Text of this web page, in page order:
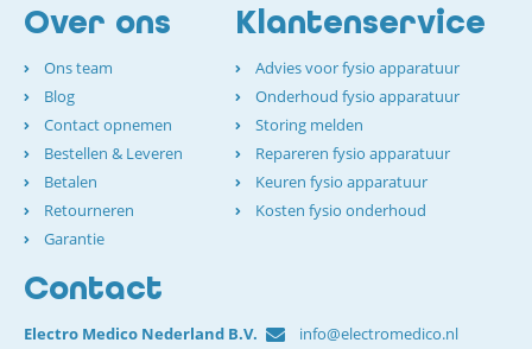
Over ons
Ons team
Blog
Contact opnemen
Bestellen & Leveren
Betalen
Retourneren
Garantie
Klantenservice
Advies voor fysio apparatuur
Onderhoud fysio apparatuur
Storing melden
Repareren fysio apparatuur
Keuren fysio apparatuur
Kosten fysio onderhoud
Contact
Electro Medico Nederland B.V.
info@electromedico.nl